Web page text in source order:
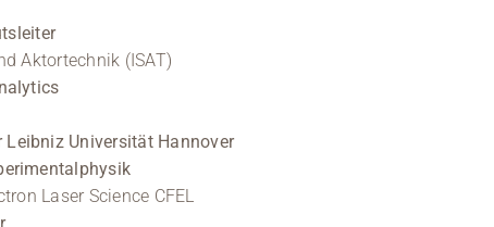
Aktortechnik (ISAT)
Universität Hannover
Laser Science CFEL